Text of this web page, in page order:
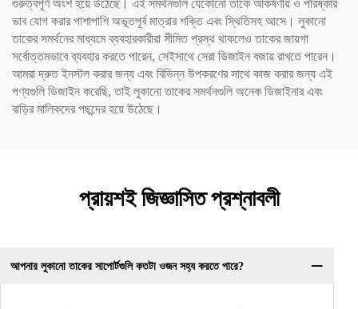
গুরুত্বপূর্ণ অংশ হয়ে উঠেছে। এই সমর্থনগুলি যেকোনো তাকে আকর্ষণীয় ও পরিষ্কার
ভাব যোগ করার পাশাপাশি অভূতপূর্ব মাত্রার শক্তি এবং স্থিতিসহ আসে। লুকানো
তাকের সমর্থনের মাধ্যমে ব্যবহারকারীরা সীমিত প্রস্থ থাকলেও তাকের জায়গা
সর্বোত্তমভাবে ব্যবহার করতে পারেন, সেইসাথে সেরা ডিজাইন বজায় রাখতে পারেন।
আমরা দ্রুত ইনস্টল করার জন্য এবং বিভিন্ন উপকরণের সাথে কাজ করার জন্য এই
পণ্যগুলি ডিজাইন করেছি, তাই লুকানো তাকের সমর্থনগুলি অনেক ডিজাইনার এবং
বাড়ির মালিকদের পছন্দের হয়ে উঠেছে।
প্রায়শই জিজ্ঞাসিত প্রশ্নাবলী
আপনার লুকানো তাকের সাপোর্টগুলি কতটা ওজন সহ্য করতে পারে?